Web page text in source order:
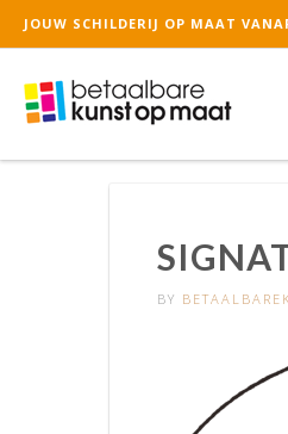
JOUW SCHILDERIJ OP MAAT
BY